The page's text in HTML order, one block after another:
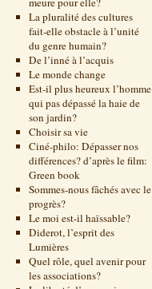
La pluralité des cultures
fait-elle obstacle à l’unité
du genre humain?
De l’inné à l’acquis
Le monde change
Est-il plus heureux l’homme
qui pas dépassé la haie de
son jardin?
Choisir sa vie
Ciné-philo: Dépasser nos
différences? d’après le film:
Green book
Sommes-nous fâchés avec le
progrès?
Le moi est-il haïssable?
Diderot, l’esprit des
Lumières
Quel rôle, quel avenir pour
les associations?